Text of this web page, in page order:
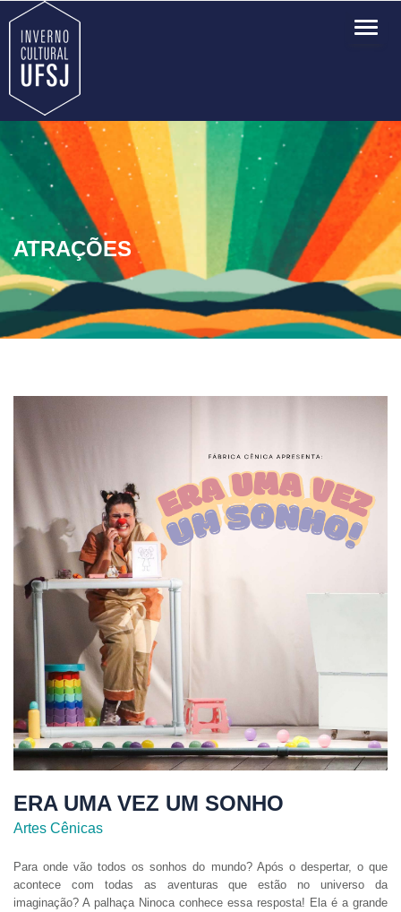
ATRAÇÕES
ERA UMA VEZ UM SONHO
Artes Cênicas
Para onde vão todos os sonhos do mundo? Após o despertar, o que
acontece com todas as aventuras que estão no universo da
imaginação? A palhaça Ninoca conhece essa resposta! Ela é a grande